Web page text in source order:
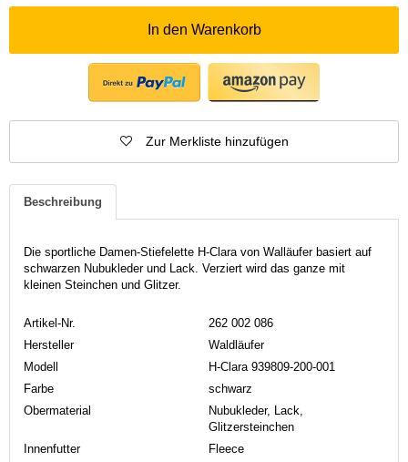
In den Warenkorb
Zur Merkliste hinzufügen
Beschreibung
Die sportliche Damen-Stiefelette H-Clara von Walläufer basiert auf
schwarzen Nubukleder und Lack. Verziert wird das ganze mit
kleinen Steinchen und Glitzer.
Artikel-Nr.
262 002 086
Hersteller
Waldläufer
Modell
H-Clara 939809-200-001
Farbe
schwarz
Obermaterial
Nubukleder, Lack,
Glitzersteinchen
Innenfutter
Fleece